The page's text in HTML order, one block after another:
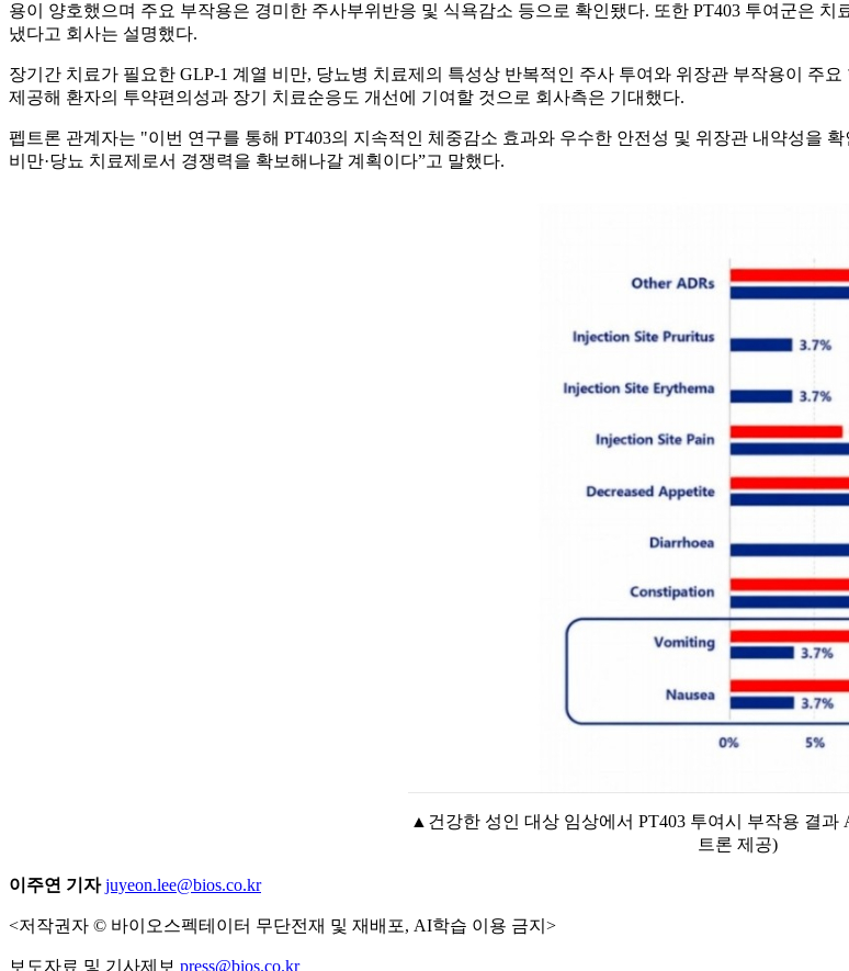
용이 양호했으며 주요 부작용은 경미한 주사부위반응 및 식욕감소 등으로 확인됐다. 또한 PT403 투여군은
냈다고 회사는 설명했다.
장기간 치료가 필요한 GLP-1 계열 비만, 당뇨병 치료제의 특성상 반복적인 주사 투여와 위장관 부작용이 주
제공해 환자의 투약편의성과 장기 치료순응도 개선에 기여할 것으로 회사측은 기대했다.
펩트론 관계자는 "이번 연구를 통해 PT403의 지속적인 체중감소 효과와 우수한 안전성 및 위장관 내약성을
비만·당뇨 치료제로서 경쟁력을 확보해나갈 계획이다”고 말했다.
▲건강한 성인 대상 임상에서 PT403 투여시 부작용 결과
트론 제공)
이주연 기자 juyeon.lee@bios.co.kr
<저작권자 © 바이오스펙테이터 무단전재 및 재배포, AI학습 이용 금지>
보도자료 및 기사제보 press@bios.co.kr